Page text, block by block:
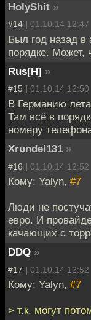
HolyShit »
#14 | 01.10.14 12:47
Был год назад в
порядке. Может,
Rus[H] »
#15 | 01.10.14 12:50
В Германию
Там всё в
номеру
Xrundel131 »
#16 | 01.10.14 12:52
Кому: Yalyn, #7
Люди не
евро. И
качающих с
DDQ »
#17 | 01.10.14 12:52
Кому: Yalyn, #7
> т.к. могут